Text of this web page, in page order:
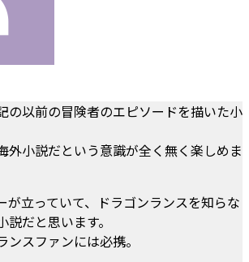
の以前の冒険者のエピソードを描いた小
外小説だという意識が全く無く楽しめま
が立っていて、ドラゴンランスを知らな
だと思います。
スファンには必携。